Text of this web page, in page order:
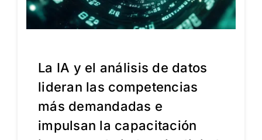
La IA y el análisis de datos
lideran las competencias
más demandadas e
impulsan la capacitación